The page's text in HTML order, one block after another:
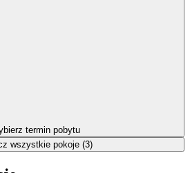
termin pobytu
wszystkie pokoje (3)